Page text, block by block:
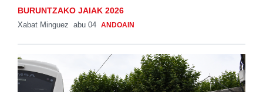
BURUNTZAKO JAIAK 2026
Xabat Minguez abu 04 ANDOAIN